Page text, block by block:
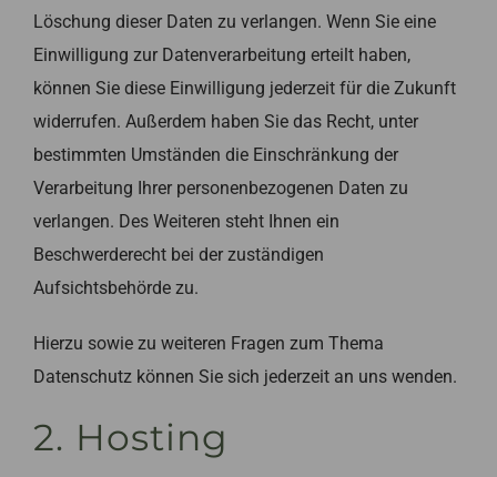
Löschung dieser Daten zu verlangen. Wenn Sie eine
Einwilligung zur Datenverarbeitung erteilt haben,
können Sie diese Einwilligung jederzeit für die Zukunft
widerrufen. Außerdem haben Sie das Recht, unter
bestimmten Umständen die Einschränkung der
Verarbeitung Ihrer personenbezogenen Daten zu
verlangen. Des Weiteren steht Ihnen ein
Beschwerderecht bei der zuständigen
Aufsichtsbehörde zu.
Hierzu sowie zu weiteren Fragen zum Thema
Datenschutz können Sie sich jederzeit an uns wenden.
2. Hosting